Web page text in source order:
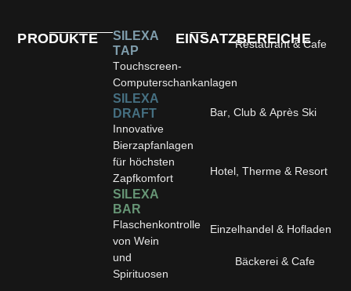
PRODUKTE
SILEXA
TAP
Touchscreen-
Computerschankanlagen
SILEXA
DRAFT
Innovative
Bierzapfanlagen
für höchsten
Zapfkomfort
SILEXA
BAR
Flaschenkontrolle
von Wein
und
Spirituosen
EINSATZBEREICHE
Restaurant & Cafe
Bar, Club & Après Ski
Hotel, Therme & Resort
Einzelhandel & Hofladen
Bäckerei & Cafe